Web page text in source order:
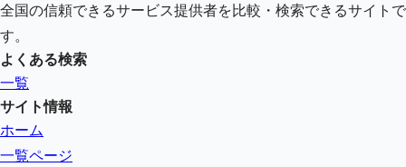
全国の信頼できるサービス提供者を比較・検索できるサイトで
す。
よくある検索
一覧
サイト情報
ホーム
一覧ページ